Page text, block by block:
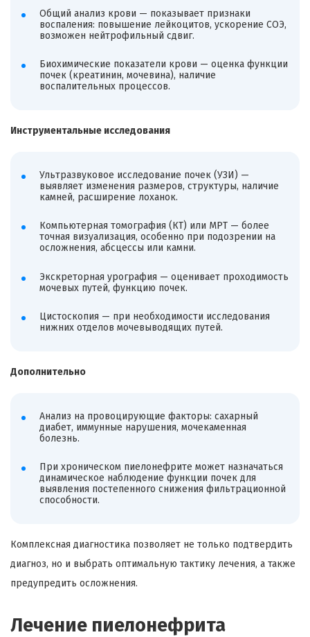
Общий анализ крови — показывает признаки
воспаления: повышение лейкоцитов, ускорение СОЭ,
возможен нейтрофильный сдвиг.
Биохимические показатели крови — оценка функции
почек (креатинин, мочевина), наличие
воспалительных процессов.
Инструментальные исследования
Ультразвуковое исследование почек (УЗИ) —
выявляет изменения размеров, структуры, наличие
камней, расширение лоханок.
Компьютерная томография (КТ) или МРТ — более
точная визуализация, особенно при подозрении на
осложнения, абсцессы или камни.
Экскреторная урография — оценивает проходимость
мочевых путей, функцию почек.
Цистоскопия — при необходимости исследования
нижних отделов мочевыводящих путей.
Дополнительно
Анализ на провоцирующие факторы: сахарный
диабет, иммунные нарушения, мочекаменная
болезнь.
При хроническом пиелонефрите может назначаться
динамическое наблюдение функции почек для
выявления постепенного снижения фильтрационной
способности.
Комплексная диагностика позволяет не только подтвердить
диагноз, но и выбрать оптимальную тактику лечения, а также
предупредить осложнения.
Лечение пиелонефрита